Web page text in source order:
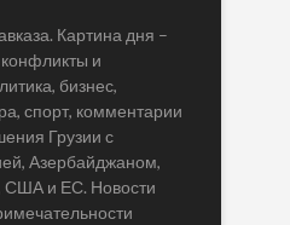
Картина дня –
и
бизнес,
спорт, комментарии
Грузии с
Азербайджаном,
США и ЕС. Новости